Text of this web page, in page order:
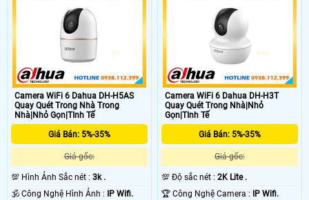
Camera WiFi 6 Dahua DH-H5AS
Quay Quét Trong Nhà Trong
Nhà|Nhỏ Gọn|TInh Tế
Giá Bán: 5%-35%
Giá gốc:
💯 Hình Ảnh Sắc nét : 3k .
🕉️ Công Nghệ Hình Ảnh :
IP Wifi.
Camera WiFi 6 Dahua DH-H3T
Quay Quét Trong Nhà|Nhỏ
Gọn|TInh Tế
Giá Bán: 5%-35%
Giá gốc:
💯 Độ sắc nét :2K Lite .
🏆 Công Nghệ Camera :
IP Wifi.